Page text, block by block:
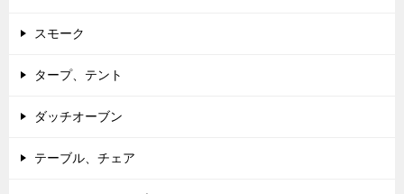
スモーク
タープ、テント
ダッチオーブン
テーブル、チェア